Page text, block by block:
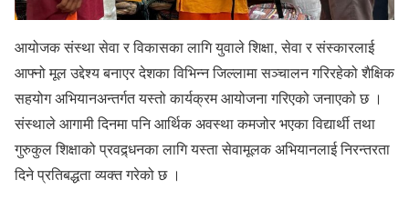
आयोजक संस्था सेवा र विकासका लागि युवाले शिक्षा, सेवा र संस्कारलाई
आफ्नो मूल उद्देश्य बनाएर देशका विभिन्न जिल्लामा सञ्चालन गरिरहेको शैक्षिक
सहयोग अभियानअन्तर्गत यस्तो कार्यक्रम आयोजना गरिएको जनाएको छ ।
संस्थाले आगामी दिनमा पनि आर्थिक अवस्था कमजोर भएका विद्यार्थी तथा
गुरुकुल शिक्षाको प्रवद्र्धनका लागि यस्ता सेवामूलक अभियानलाई निरन्तरता
दिने प्रतिबद्धता व्यक्त गरेको छ ।